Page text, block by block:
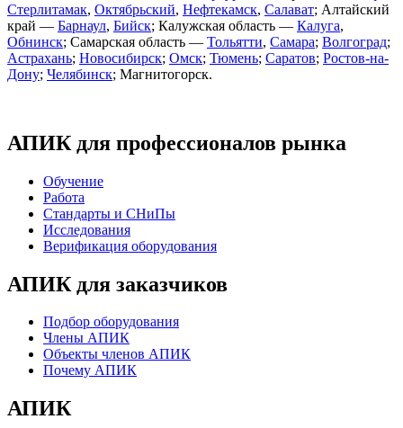
Стерлитамак, Октябрьский, Нефтекамск, Салават; Алтайский
край — Барнаул, Бийск; Калужская область — Калуга,
Обнинск; Самарская область — Тольятти, Самара; Волгоград;
Астрахань; Новосибирск; Омск; Тюмень; Саратов; Ростов-на-
Дону; Челябинск; Магнитогорск.
АПИК для профессионалов рынка
Обучение
Работа
Стандарты и СНиПы
Исследования
Верификация оборудования
АПИК для заказчиков
Подбор оборудования
Члены АПИК
Объекты членов АПИК
Почему АПИК
АПИК